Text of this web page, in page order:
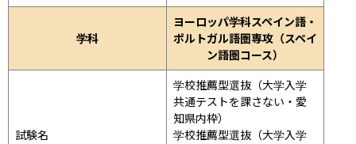
学科
ヨーロッパ学科スペイン語・
ポルトガル語圏専攻（スペイ
ン語圏コース）
試験名
学校推薦型選抜（大学入学
共通テストを課さない・愛
知県内枠）
学校推薦型選抜（大学入学